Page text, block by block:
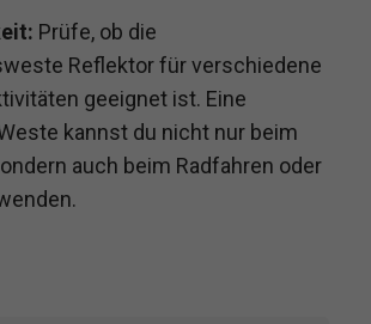
Prüfe, ob die
Reflektor für verschiedene
geeignet ist. Eine
kannst du nicht nur beim
auch beim Radfahren oder